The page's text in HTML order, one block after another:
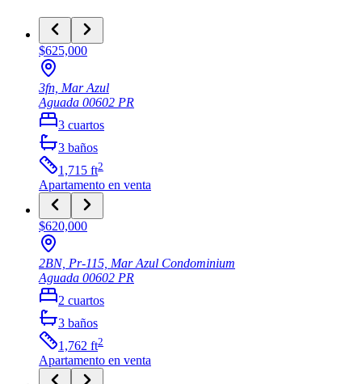
$625,000
3fn, Mar Azul
Aguada 00602 PR
3 cuartos
3 baños
1,715 ft2
Apartamento en venta
$620,000
2BN, Pr-115, Mar Azul Condominium
Aguada 00602 PR
2 cuartos
3 baños
1,762 ft2
Apartamento en venta